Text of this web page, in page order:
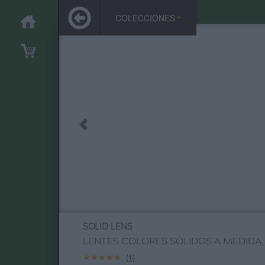
COLECCIONES
SOLID LENS
LENTES COLORES SÓLIDOS A MEDIDA
★★★★★
★★★★★ (1)